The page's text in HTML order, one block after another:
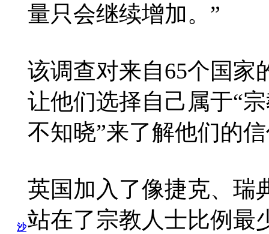
沙
量只会继续增加。”
该调查对来自65个国家
让他们选择自己属于“
不知晓”来了解他们的
英国加入了像捷克、瑞
站在了宗教人士比例最